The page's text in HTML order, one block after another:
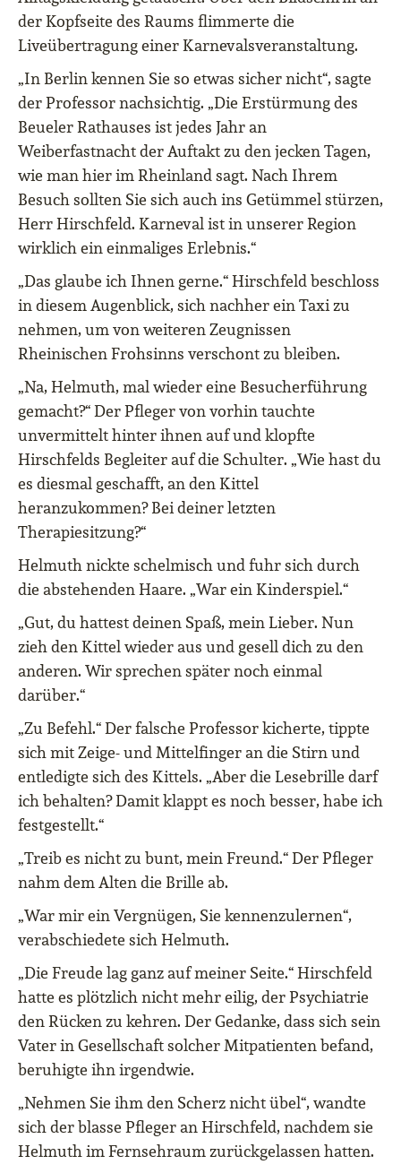
der Kopfseite des Raums flimmerte die
Liveübertragung einer Karnevalsveranstaltung.
„In Berlin kennen Sie so etwas sicher nicht“, sagte
der Professor nachsichtig. „Die Erstürmung des
Beueler Rathauses ist jedes Jahr an
Weiberfastnacht der Auftakt zu den jecken Tagen,
wie man hier im Rheinland sagt. Nach Ihrem
Besuch sollten Sie sich auch ins Getümmel stürzen,
Herr Hirschfeld. Karneval ist in unserer Region
wirklich ein einmaliges Erlebnis.“
„Das glaube ich Ihnen gerne.“ Hirschfeld beschloss
in diesem Augenblick, sich nachher ein Taxi zu
nehmen, um von weiteren Zeugnissen
Rheinischen Frohsinns verschont zu bleiben.
„Na, Helmuth, mal wieder eine Besucherführung
gemacht?“ Der Pfleger von vorhin tauchte
unvermittelt hinter ihnen auf und klopfte
Hirschfelds Begleiter auf die Schulter. „Wie hast du
es diesmal geschafft, an den Kittel
heranzukommen? Bei deiner letzten
Therapiesitzung?“
Helmuth nickte schelmisch und fuhr sich durch
die abstehenden Haare. „War ein Kinderspiel.“
„Gut, du hattest deinen Spaß, mein Lieber. Nun
zieh den Kittel wieder aus und gesell dich zu den
anderen. Wir sprechen später noch einmal
darüber.“
„Zu Befehl.“ Der falsche Professor kicherte, tippte
sich mit Zeige- und Mittelfinger an die Stirn und
entledigte sich des Kittels. „Aber die Lesebrille darf
ich behalten? Damit klappt es noch besser, habe ich
festgestellt.“
„Treib es nicht zu bunt, mein Freund.“ Der Pfleger
nahm dem Alten die Brille ab.
„War mir ein Vergnügen, Sie kennenzulernen“,
verabschiedete sich Helmuth.
„Die Freude lag ganz auf meiner Seite.“ Hirschfeld
hatte es plötzlich nicht mehr eilig, der Psychiatrie
den Rücken zu kehren. Der Gedanke, dass sich sein
Vater in Gesellschaft solcher Mitpatienten befand,
beruhigte ihn irgendwie.
„Nehmen Sie ihm den Scherz nicht übel“, wandte
sich der blasse Pfleger an Hirschfeld, nachdem sie
Helmuth im Fernsehraum zurückgelassen hatten.